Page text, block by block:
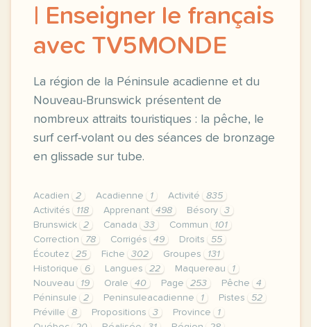
| Enseigner le français
avec TV5MONDE
La région de la Péninsule acadienne et du
Nouveau-Brunswick présentent de
nombreux attraits touristiques : la pêche, le
surf cerf-volant ou des séances de bronzage
en glissade sur tube.
Acadien 2 Acadienne 1 Activité
835
Activités
118 Apprenant 498 Bésory
3
Brunswick
2 Canada 33 Commun
101
Correction
78 Corrigés 49 Droits
55
Écoutez
25 Fiche 302 Groupes
131
Historique
6 Langues 22 Maquereau
1
Nouveau
19 Orale 40 Page 253 Pêche
4
Péninsule
2 Peninsuleacadienne 1 Pistes
52
Préville
8 Propositions 3 Province
1